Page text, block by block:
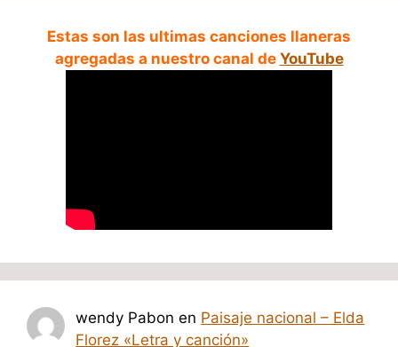
Estas son las ultimas canciones llaneras
agregadas a nuestro canal de YouTube
wendy Pabon en Paisaje nacional – Elda
Florez «Letra y canción»